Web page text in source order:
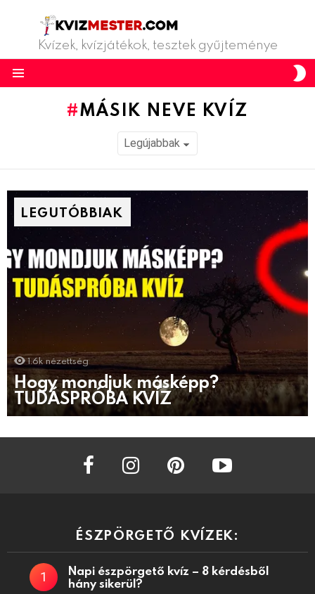
Kvízek, kvízjátékok, tesztek gyűjteménye
MÁSIK NEVE KVÍZ
LEGUTÓBBIAK
1.6k nézettség
Hogy mondjuk másképp?
TUDÁSPRÓBA KVÍZ
facebook instagram
ÉSZPÖRGETŐ KVÍZEK:
Napi észpörgető kvíz – 8 kérdésből
hány sikerül?